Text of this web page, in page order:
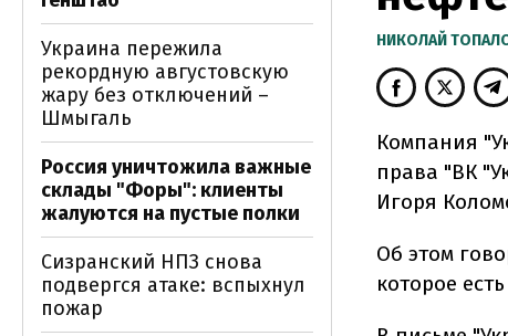
НИКОЛАЙ
Компания
права "ВК
Игоря
Об этом
которое
Украина пережила
рекордную августовскую
жару без отключений –
Шмыгаль
Россия уничтожила важные
склады "Форы": клиенты
жалуются на пустые полки
Сизранский НПЗ снова
подвергся атаке: вспыхнул
пожар